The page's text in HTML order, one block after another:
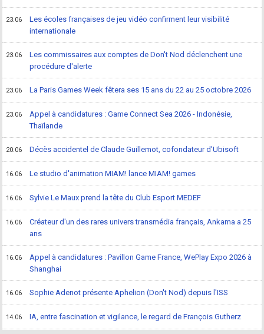
23.06
Les écoles françaises de jeu vidéo confirment leur visibilité
internationale
23.06
Les commissaires aux comptes de Don't Nod déclenchent une
procédure d'alerte
23.06 La Paris Games Week fêtera ses 15 ans du 22 au 25 octobre 2026
23.06
Appel à candidatures : Game Connect Sea 2026 - Indonésie,
Thaïlande
20.06 Décès accidentel de Claude Guillemot, cofondateur d'Ubisoft
16.06 Le studio d'animation MIAM! lance MIAM! games
16.06 Sylvie Le Maux prend la tête du Club Esport MEDEF
16.06
Créateur d'un des rares univers transmédia français, Ankama a 25
ans
16.06
Appel à candidatures : Pavillon Game France, WePlay Expo 2026 à
Shanghai
16.06 Sophie Adenot présente Aphelion (Don't Nod) depuis l'ISS
14.06 IA, entre fascination et vigilance, le regard de François Gutherz